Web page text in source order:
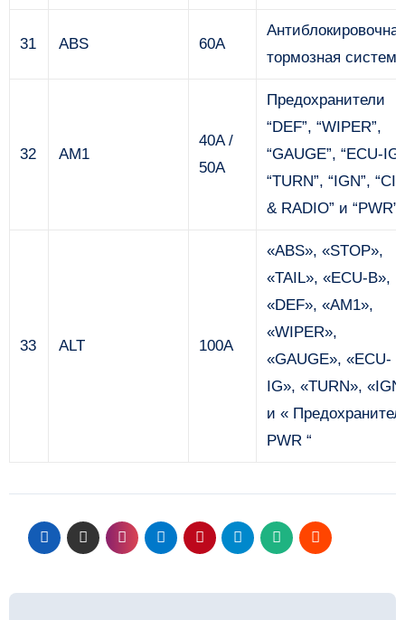
31 ABS 60А
тормозная система
32 AM1
40A /
50A
Предохранители
“DEF”, “WIPER”,
“GAUGE”, “ECU-
“TURN”, “IGN”,
& RADIO” и “PWR”
33 ALT 100A
«ABS», «STOP»,
«TAIL», «ECU-B»,
«DEF», «AM1»,
«WIPER»,
«GAUGE», «ECU-
IG», «TURN»,
и «
PWR “